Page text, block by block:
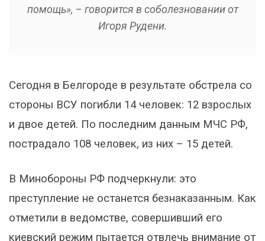
помощь», – говорится в соболезновании от
Игоря Рудени.
Сегодня в Белгороде в результате обстрела со
стороны ВСУ погибли 14 человек: 12 взрослых
и двое детей. По последним данным МЧС РФ,
пострадало 108 человек, из них – 15 детей.
В Минобороны РФ подчеркнули: это
преступление не останется безнаказанным. Как
отметили в ведомстве, совершивший его
киевский режим пытается отвлечь внимание от